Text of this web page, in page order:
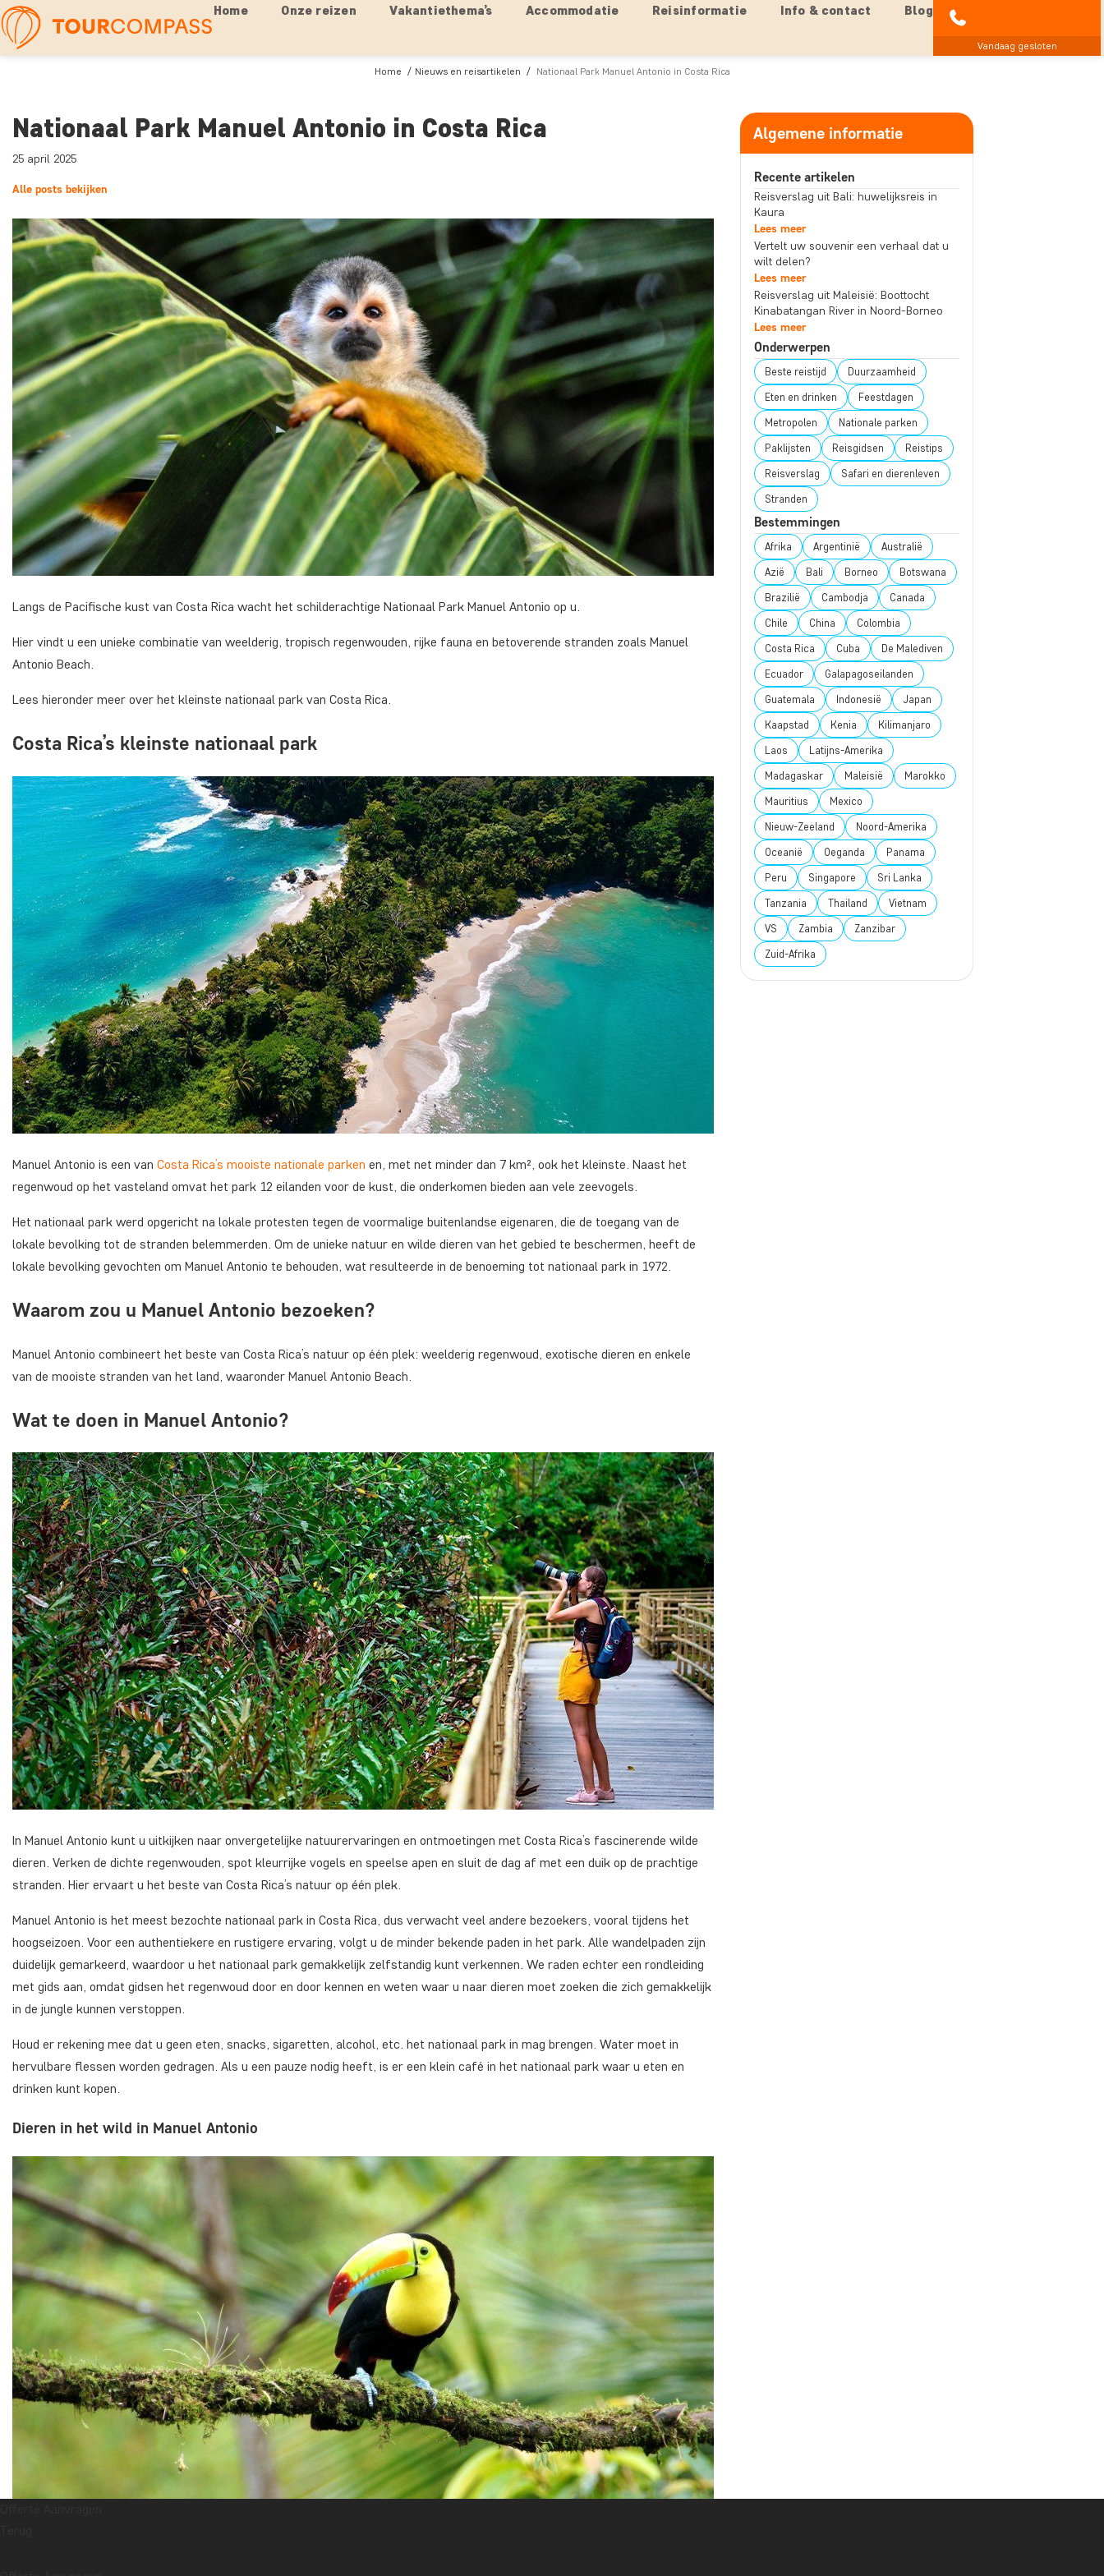
Home Onze reizen Vakantiethema’s Accommodatie Reisinformatie Info & contact Blog
Vandaag gesloten
Home Nieuws en reisartikelen Nationaal Park Manuel Antonio in Costa Rica
Nationaal Park Manuel Antonio in Costa Rica
25 april 2025
Alle posts bekijken
Langs de Pacifische kust van Costa Rica wacht het schilderachtige Nationaal Park Manuel Antonio op u.
Hier vindt u een unieke combinatie van weelderig, tropisch regenwouden, rijke fauna en betoverende stranden zoals Manuel
Antonio Beach.
Lees hieronder meer over het kleinste nationaal park van Costa Rica.
Costa Rica’s kleinste nationaal park
Manuel Antonio is een van Costa Rica’s mooiste nationale parken en, met net minder dan 7 km², ook het kleinste. Naast het
regenwoud op het vasteland omvat het park 12 eilanden voor de kust, die onderkomen bieden aan vele zeevogels.
Het nationaal park werd opgericht na lokale protesten tegen de voormalige buitenlandse eigenaren, die de toegang van de
lokale bevolking tot de stranden belemmerden. Om de unieke natuur en wilde dieren van het gebied te beschermen, heeft de
lokale bevolking gevochten om Manuel Antonio te behouden, wat resulteerde in de benoeming tot nationaal park in 1972.
Waarom zou u Manuel Antonio bezoeken?
Manuel Antonio combineert het beste van Costa Rica’s natuur op één plek: weelderig regenwoud, exotische dieren en enkele
van de mooiste stranden van het land, waaronder Manuel Antonio Beach.
Wat te doen in Manuel Antonio?
In Manuel Antonio kunt u uitkijken naar onvergetelijke natuurervaringen en ontmoetingen met Costa Rica’s fascinerende wilde
dieren. Verken de dichte regenwouden, spot kleurrijke vogels en speelse apen en sluit de dag af met een duik op de prachtige
stranden. Hier ervaart u het beste van Costa Rica’s natuur op één plek.
Manuel Antonio is het meest bezochte nationaal park in Costa Rica, dus verwacht veel andere bezoekers, vooral tijdens het
hoogseizoen. Voor een authentiekere en rustigere ervaring, volgt u de minder bekende paden in het park. Alle wandelpaden zijn
duidelijk gemarkeerd, waardoor u het nationaal park gemakkelijk zelfstandig kunt verkennen. We raden echter een rondleiding
met gids aan, omdat gidsen het regenwoud door en door kennen en weten waar u naar dieren moet zoeken die zich gemakkelijk
in de jungle kunnen verstoppen.
Houd er rekening mee dat u geen eten, snacks, sigaretten, alcohol, etc. het nationaal park in mag brengen. Water moet in
hervulbare flessen worden gedragen. Als u een pauze nodig heeft, is er een klein café in het nationaal park waar u eten en
drinken kunt kopen.
Dieren in het wild in Manuel Antonio
Algemene informatie
Recente artikelen
Reisverslag uit Bali: huwelijksreis in
Kaura
Lees meer
Vertelt uw souvenir een verhaal dat u
wilt delen?
Lees meer
Reisverslag uit Maleisië: Boottocht
Kinabatangan River in Noord-Borneo
Lees meer
Onderwerpen
Beste reistijd Duurzaamheid
Eten en drinken Feestdagen
Metropolen Nationale parken
Paklijsten Reisgidsen Reistips
Reisverslag Safari en dierenleven
Stranden
Bestemmingen
Afrika Argentinië Australië
Azië Bali Borneo Botswana
Brazilië Cambodja Canada
Chile China Colombia
Costa Rica Cuba De Malediven
Ecuador Galapagoseilanden
Guatemala Indonesië Japan
Kaapstad Kenia Kilimanjaro
Laos Latijns-Amerika
Madagaskar Maleisië Marokko
Mauritius Mexico
Nieuw-Zeeland Noord-Amerika
Oceanië Oeganda Panama
Peru Singapore Sri Lanka
Tanzania Thailand Vietnam
VS Zambia Zanzibar
Zuid-Afrika